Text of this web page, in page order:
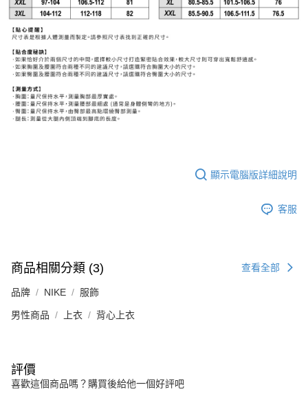
顯示電腦版詳細說明
客服
商品相關分類 (3) 查看全部
品牌 NIKE 服飾
男性商品 上衣 背心上衣
評價
喜歡這個商品嗎？購買後給他一個好評吧